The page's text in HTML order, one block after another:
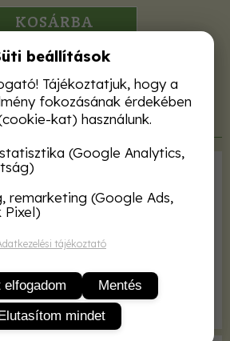
KOSÁRBA
ingyenes kiszállítás!
Termékleírás
Mezőgazda Kiadó
9789632864075
240 oldal
2008
125x185 mm
beállítások
Tájékoztatjuk, hogy a
fokozásának érdekében
kat) használunk.
(Google Analytics,
remarketing (Google Ads,
Pixel)
tájékoztató
elfogadom
Mentés
mindet